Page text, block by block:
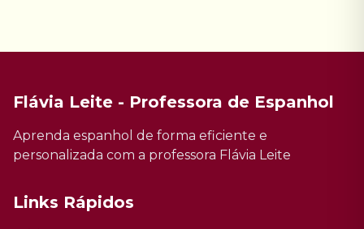
Flávia Leite - Professora de Espanhol
Aprenda espanhol de forma eficiente e
personalizada com a professora Flávia Leite
Links Rápidos